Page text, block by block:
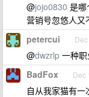
@jojo0830 是哪
营销号忽悠人又
petercui
@dwzrlp 一种职
BadFox Dec
自从我家猫有